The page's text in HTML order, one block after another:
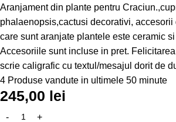
Aranjament din plante pentru
phalaenopsis,cactusi decorativi, accesorii
care sunt aranjate plantele este ceramic
Accesoriile sunt incluse in pret.
scrie caligrafic cu textul/mesajul dorit de
4 Produse vandute in ultimele 50 minute
245,00 lei